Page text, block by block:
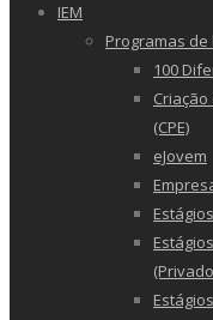
IEM
Programas de
100
(CPE)
eJovem